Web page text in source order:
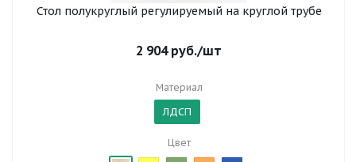
Стол полукруглый регулируемый на круглой трубе
2 904руб./шт
Материал
ЛДСП
Цвет